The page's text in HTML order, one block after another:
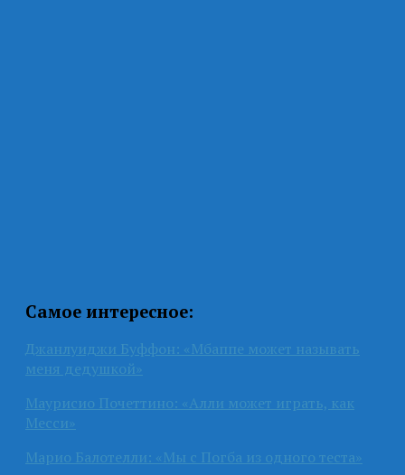
Самое интересное:
Джанлуиджи Буффон: «Мбаппе может называть
меня дедушкой»
Маурисио Почеттино: «Алли может играть, как
Месси»
Марио Балотелли: «Мы с Погба из одного теста»